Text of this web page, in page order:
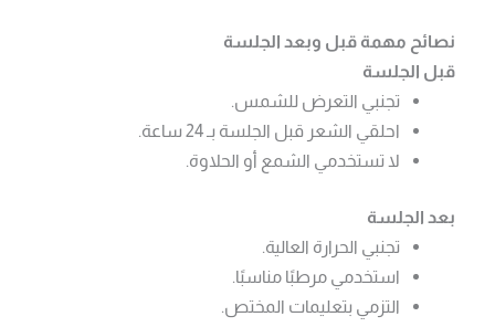
نصائح مهمة قبل وبعد الجلسة
قبل الجلسة
تجنبي التعرض للشمس.
احلقي الشعر قبل الجلسة بـ 24 ساعة.
لا تستخدمي الشمع أو الحلاوة.
بعد الجلسة
تجنبي الحرارة العالية.
استخدمي مرطبًا مناسبًا.
التزمي بتعليمات المختص.